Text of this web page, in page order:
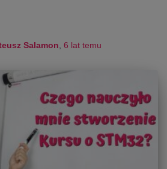
Salamon 6 lat temu